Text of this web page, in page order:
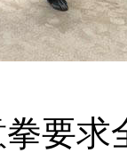
求全